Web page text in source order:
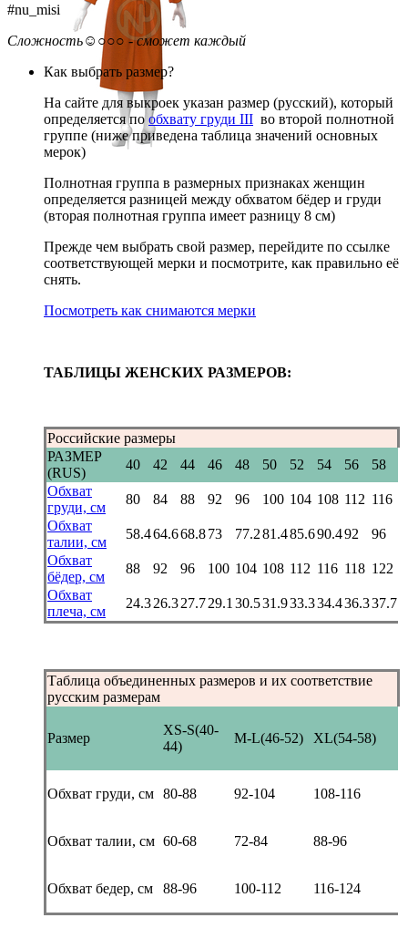
#nu_misi
Сложность☺○○○ - сможет каждый
Как выбрать размер?
На сайте для выкроек указан размер (русский), который
определяется по обхвату груди III во второй полнотной
группе (ниже приведена таблица значений основных
мерок)
Полнотная группа в размерных признаках женщин
определяется разницей между обхватом бёдер и груди
(вторая полнотная группа имеет разницу 8 см)
Прежде чем выбрать свой размер, перейдите по ссылке
соответствующей мерки и посмотрите, как правильно её
снять.
Посмотреть как снимаются мерки
ТАБЛИЦЫ ЖЕНСКИХ РАЗМЕРОВ:
Российские размеры
РАЗМЕР
(RUS)
40 42 44 46 48 50 52 54 56
58
Обхват
груди, см
80 84 88 92 96 100 104 108 112 116
Обхват
талии, см
58.464.668.873 77.281.485.690.492
96
Обхват
бёдер, см
88 92 96 100 104 108 112 116 118 122
Обхват
плеча, см
24.326.327.729.1 30.531.933.334.436.337.7
Таблица объединенных размеров и их соответствие
русским размерам
Размер
XS-S(40-
44)
M-L(46-52) XL(54-58)
Обхват груди, см 80-88 92-104 108-116
Обхват талии, см 60-68 72-84 88-96
Обхват бедер, см 88-96 100-112 116-124